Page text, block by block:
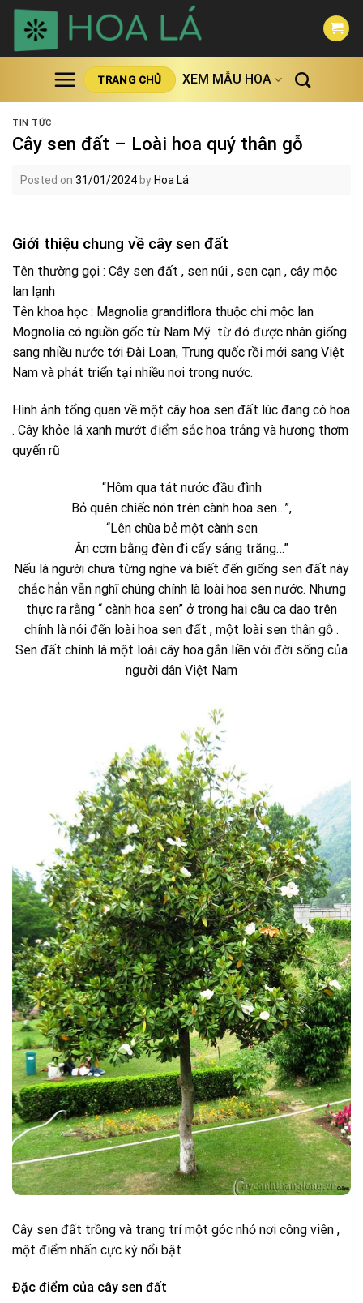
Skip
content
TRANG CHỦ XEM MẪU HOA
TIN TỨC
Cây sen đất – Loài hoa quý thân gỗ
Posted on 31/01/2024 by Hoa Lá
Giới thiệu chung về cây sen đất
Tên thường gọi : Cây sen đất , sen núi , sen cạn , cây mộc
lan lạnh
Tên khoa học : Magnolia grandiflora thuộc chi mộc lan
Mognolia có nguồn gốc từ Nam Mỹ từ đó được nhân giống
sang nhiều nước tới Đài Loan, Trung quốc rồi mới sang Việt
Nam và phát triển tại nhiều nơi trong nước.
Hình ảnh tổng quan về một cây hoa sen đất lúc đang có hoa
. Cây khỏe lá xanh mướt điểm sắc hoa trắng và hương thơm
quyến rũ
“Hôm qua tát nước đầu đình
Bỏ quên chiếc nón trên cành hoa sen…”,
“Lên chùa bẻ một cành sen
Ăn cơm bằng đèn đi cấy sáng trăng…”
Nếu là người chưa từng nghe và biết đến giống sen đất này
chắc hẳn vẫn nghĩ chúng chính là loài hoa sen nước. Nhưng
thực ra rằng “ cành hoa sen” ở trong hai câu ca dao trên
chính là nói đến loài hoa sen đất , một loài sen thân gỗ .
Sen đất chính là một loài cây hoa gắn liền với đời sống của
người dân Việt Nam
Cây sen đất trồng và trang trí một góc nhỏ nơi công viên ,
một điểm nhấn cực kỳ nổi bật
Đặc điểm của cây sen đất